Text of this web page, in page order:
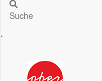
Suche
.